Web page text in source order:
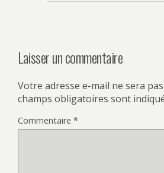
Laisser un commentaire
Votre adresse e-mail ne sera
champs obligatoires sont
Commentaire *